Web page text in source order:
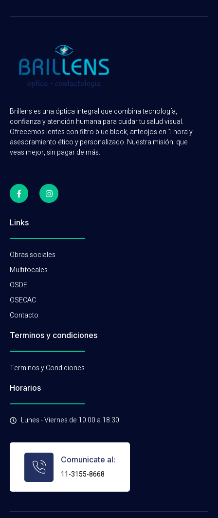
Brillens es una óptica integral que combina tecnología,
confianza y atención humana para cuidar tu salud visual.
Ofrecemos lentes con filtro blue block, anteojos en 1 hora y
asesoramiento ético y personalizado. Nuestra misión: que
veas mejor, sin pagar de más.
Links
Obras sociales
Multifocales
OSDE
OSECAC
Contacto
Terminos y condiciones
Terminos y Condiciones
Horarios
Lunes - Viernes de 10.00 a 18.30
Comunicate al:
11-3155-8668